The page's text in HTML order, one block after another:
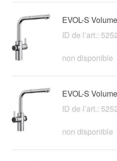
EVOL-S
ID de l’art.:
non disponible
EVOL-S
ID de l’art.:
non disponible